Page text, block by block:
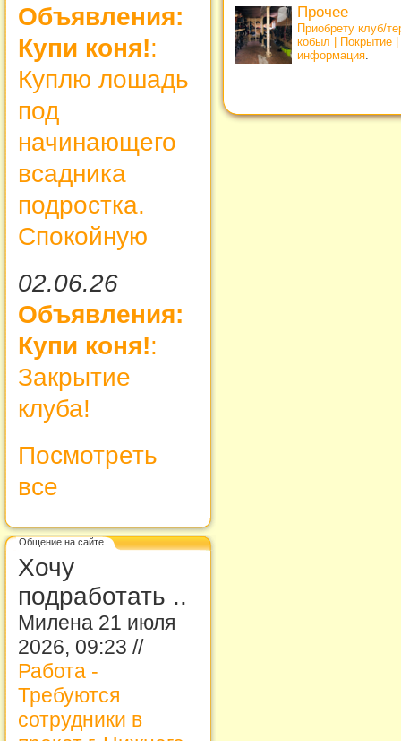
Объявления:
Купи коня!:
Куплю лошадь
под
начинающего
всадника
подростка.
Спокойную
02.06.26
Объявления:
Купи коня!:
Закрытие
клуба!
Посмотреть
все
Общение на сайте
Хочу
подработать ..
Милена 21 июля
2026, 09:23 //
Работа -
Требуются
сотрудники в
Прочее
Приобрету клуб/
кобыл | Покрытие
информация.